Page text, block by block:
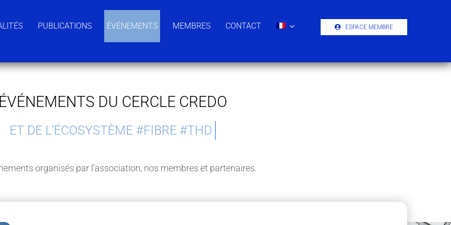
PUBLICATIONS ÉVÉNEMENTS MEMBRES CONTACT ESPACE MEMBRE
ÉVÉNEMENTS DU CERCLE CREDO
organisés par l’association, nos membres et partenaires.